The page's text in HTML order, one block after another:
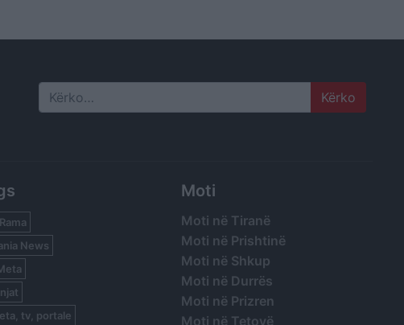
Search
News
tv, portale
Moti
Moti në Tiranë
Moti në Prishtinë
Moti në Shkup
Moti në Durrës
Moti në Prizren
Moti në Tetovë